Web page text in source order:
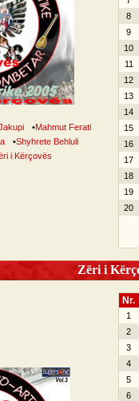
•Mahmut Ferati
•Shyhrete Behluli
i Kërçovës
8
9
10
11
12
13
14
15
16
17
18
19
20
Zëri i
Nr.
1
2
3
4
5
6